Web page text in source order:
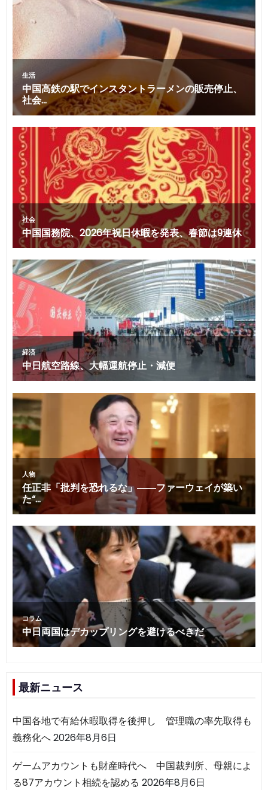
最新ニュース
中国各地で有給休暇取得を後押し 管理職の率先取得も
義務化へ2026年8月6日
ゲームアカウントも財産時代へ 中国裁判所、母親によ
る87アカウント相続を認める 2026年8月6日